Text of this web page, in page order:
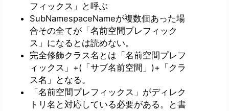
フィックス」と呼ぶ
SubNamespaceNameが複数個あった場
合その全てが「名前空間プレフィック
ス」になるとは読めない。
完全修飾クラス名とは「名前空間プレフ
ィックス」+(「サブ名前空間」)+「クラ
ス名」となる。
「名前空間プレフィックス」がディレク
トリ名と対応している必要がある。と書